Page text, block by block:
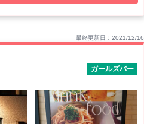
最終更新日：2021/12/16
ガールズバー